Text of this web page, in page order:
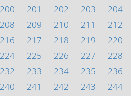
200 201 202 203
204
208 209 210 211
212
216 217 218 219
220
224 225 226 227
228
232 233 234 235
236
240 241 242 243
244